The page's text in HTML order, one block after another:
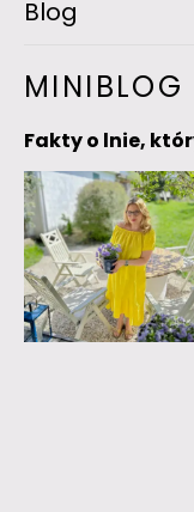
Blog
MINIBLOG
Fakty o lnie,